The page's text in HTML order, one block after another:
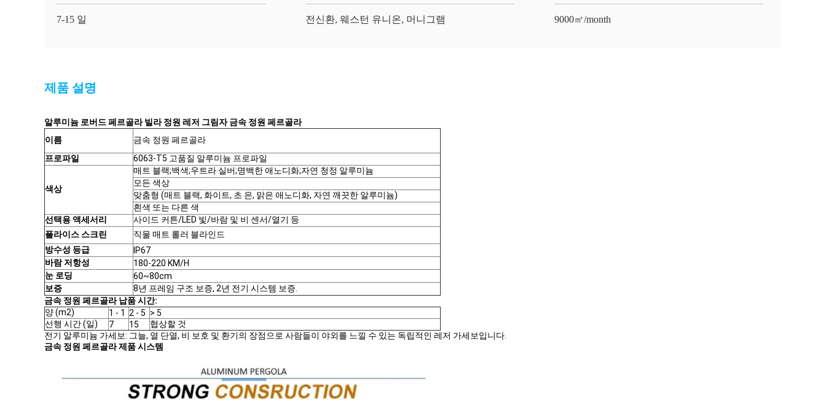
7-15 일 전신환, 웨스턴 유니온, 머니그램 9000㎡/month
제품 설명
알루미늄 로버드 페르골라 빌라 정원 레저 그림자 금속 정원 페르골라
이름
금속 정원 페르골라
프로파일
6063-T5 고품질 알루미늄 프로파일
색상
매트 블랙;백색;우트라 실버;명백한 애노디화;자연 청정 알루미늄
모든 색상
맞춤형 (매트 블랙, 화이트, 초 은, 맑은 애노디화, 자연 깨끗한 알루미늄)
흰색 또는 다른 색
선택용 액세서리
사이드 커튼/LED 빛/바람 및 비 센서/열기 등
플라이스 스크린
직물 매트 롤러 블라인드
방수성 등급
IP67
바람 저항성
180-220 KM/H
눈 로딩
60~80cm
보증
8년 프레임 구조 보증, 2년 전기 시스템 보증.
금속 정원 페르골라 납품 시간:
양 (m2)
1 - 1 2 - 5 > 5
선행 시간 (일)
7 15
협상할 것
전기 알루미늄 가세보: 그늘, 열 단열, 비 보호 및 환기의 장점으로 사람들이 야외를 느낄 수 있는 독립적인 레저 가세보입니다.
금속 정원 페르골라 제품 시스템